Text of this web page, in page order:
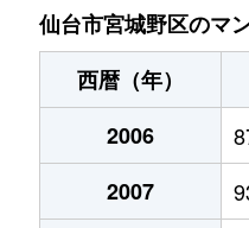
小田原弓ノ町
車町
五輪
仙台市宮城野区のマ
西暦（年）
2006
2007